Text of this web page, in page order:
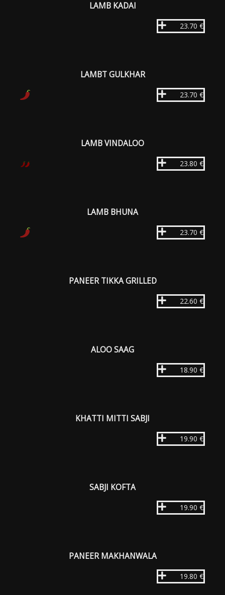
LAMB KADAI
23.70 €
LAMBT GULKHAR
23.70 €
LAMB VINDALOO
23.80 €
LAMB BHUNA
23.70 €
PANEER TIKKA GRILLED
22.60 €
ALOO SAAG
18.90 €
KHATTI MITTI SABJI
19.90 €
SABJI KOFTA
19.90 €
PANEER MAKHANWALA
19.80 €